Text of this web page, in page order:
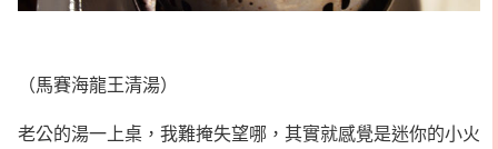
（馬賽海龍王清湯）
老公的湯一上桌，我難掩失望哪，其實就感覺是迷你的小火